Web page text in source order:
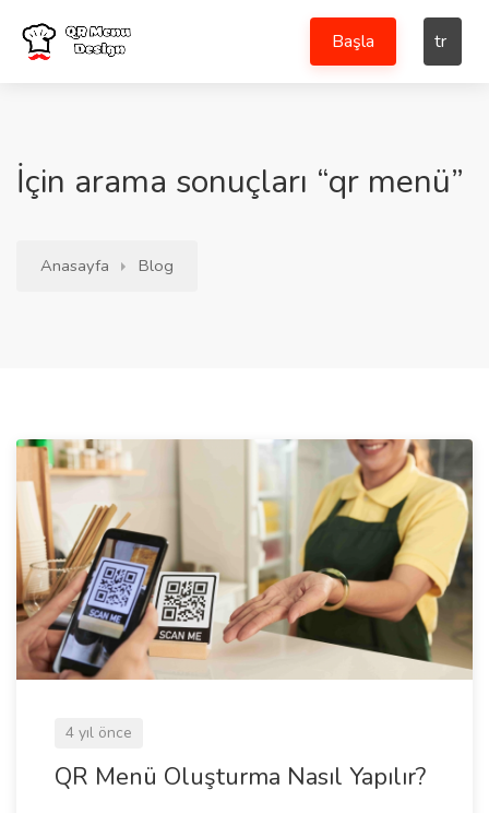
Başla tr
İçin arama sonuçları “qr menü”
Anasayfa Blog
4 yıl önce
QR Menü Oluşturma Nasıl Yapılır?